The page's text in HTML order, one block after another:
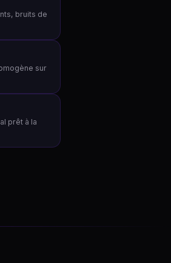
bruits de
sur
prêt à la